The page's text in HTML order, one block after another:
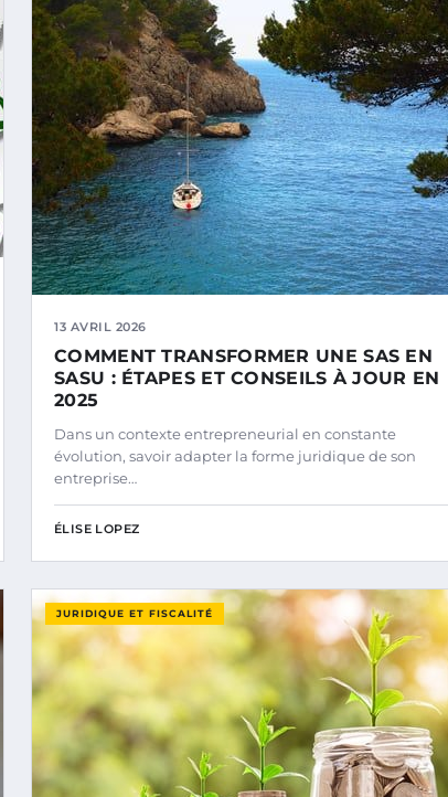
13 AVRIL 2026
COMMENT TRANSFORMER UNE SAS EN
SASU : ÉTAPES ET CONSEILS À JOUR EN
2025
Dans un contexte entrepreneurial en constante
évolution, savoir adapter la forme juridique de son
entreprise…
ÉLISE LOPEZ
JURIDIQUE ET FISCALITÉ